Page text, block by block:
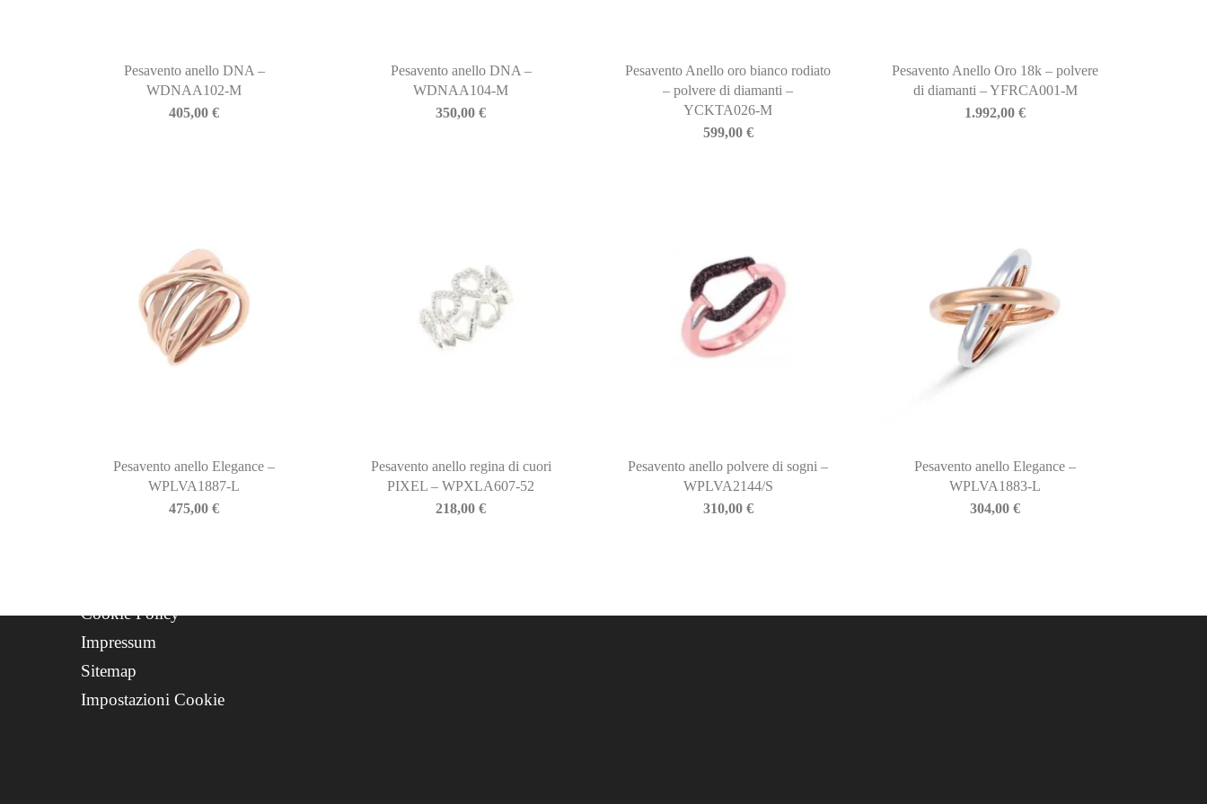
Pesavento anello DNA –
WDNAA102-M
405,00€
Pesavento anello DNA –
WDNAA104-M
350,00€
Pesavento Anello oro bianco rodiato
– polvere di diamanti –
YCKTA026-M
599,00 €
Pesavento Anello Oro 18k – polvere
di diamanti – YFRCA001-M
1.992,00€
Pesavento anello Elegance –
WPLVA1887-L
475,00€
Pesavento anello regina di cuori
PIXEL – WPXLA607-52
218,00€
Pesavento anello polvere di sogni –
WPLVA2144/S
310,00 €
Pesavento anello Elegance –
WPLVA1883-L
304,00€
info@biasinijewelry.it
P.IVA: IT01508870217
QUICKLINKS
Progetto FSE 2025
WhatsApp Support
Cookie Policy
Impressum
Sitemap
Impostazioni Cookie